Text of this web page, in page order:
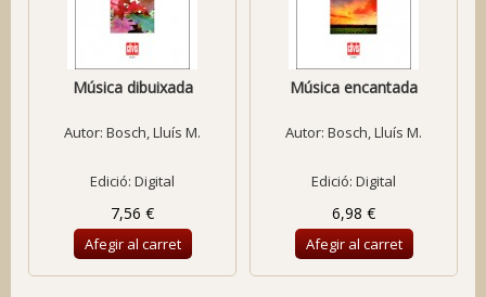
Música dibuixada
Autor: Bosch, Lluís M.
Edició: Digital
7,56 €
Afegir al carret
Música encantada
Autor: Bosch, Lluís M.
Edició: Digital
6,98 €
Afegir al carret